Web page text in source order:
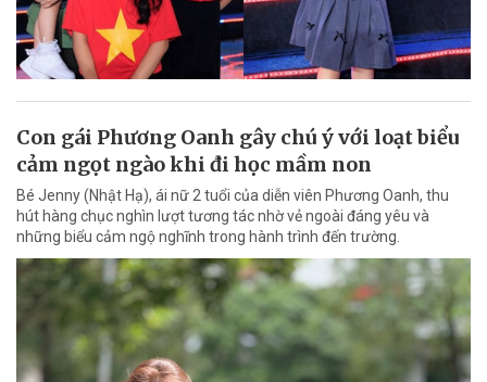
Con gái Phương Oanh gây chú ý với loạt biểu
cảm ngọt ngào khi đi học mầm non
Bé Jenny (Nhật Hạ), ái nữ 2 tuổi của diễn viên Phương Oanh, thu
hút hàng chục nghìn lượt tương tác nhờ vẻ ngoài đáng yêu và
những biểu cảm ngộ nghĩnh trong hành trình đến trường.